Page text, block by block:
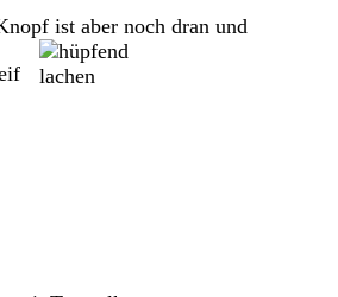
ist aber noch dran und